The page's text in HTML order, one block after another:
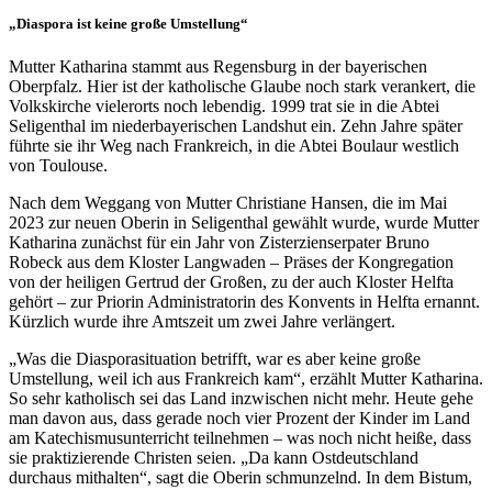
„Diaspora ist keine große Umstellung“
Mutter Katharina stammt aus Regensburg in der bayerischen
Oberpfalz. Hier ist der katholische Glaube noch stark verankert, die
Volkskirche vielerorts noch lebendig. 1999 trat sie in die Abtei
Seligenthal im niederbayerischen Landshut ein. Zehn Jahre später
führte sie ihr Weg nach Frankreich, in die Abtei Boulaur westlich
von Toulouse.
Nach dem Weggang von Mutter Christiane Hansen, die im Mai
2023 zur neuen Oberin in Seligenthal gewählt wurde, wurde Mutter
Katharina zunächst für ein Jahr von Zisterzienserpater Bruno
Robeck aus dem Kloster Langwaden – Präses der Kongregation
von der heiligen Gertrud der Großen, zu der auch Kloster Helfta
gehört – zur Priorin Administratorin des Konvents in Helfta ernannt.
Kürzlich wurde ihre Amtszeit um zwei Jahre verlängert.
„Was die Diasporasituation betrifft, war es aber keine große
Umstellung, weil ich aus Frankreich kam“, erzählt Mutter Katharina.
So sehr katholisch sei das Land inzwischen nicht mehr. Heute gehe
man davon aus, dass gerade noch vier Prozent der Kinder im Land
am Katechismusunterricht teilnehmen – was noch nicht heiße, dass
sie praktizierende Christen seien. „Da kann Ostdeutschland
durchaus mithalten“, sagt die Oberin schmunzelnd. In dem Bistum,